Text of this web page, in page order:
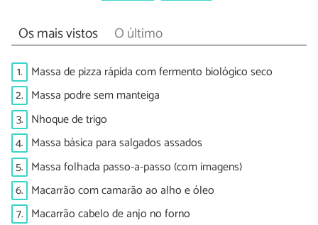
Os mais vistos O último
1. Massa de pizza rápida com fermento biológico seco
2. Massa podre sem manteiga
3. Nhoque de trigo
4. Massa básica para salgados assados
5. Massa folhada passo-a-passo (com imagens)
6. Macarrão com camarão ao alho e óleo
7. Macarrão cabelo de anjo no forno